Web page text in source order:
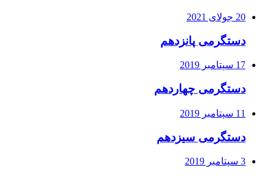
20 جولای 2021
دستگرمی پانزدهم
17 سپتامبر 2019
دستگرمی چهاردهم
11 سپتامبر 2019
دستگرمی سیزدهم
3 سپتامبر 2019